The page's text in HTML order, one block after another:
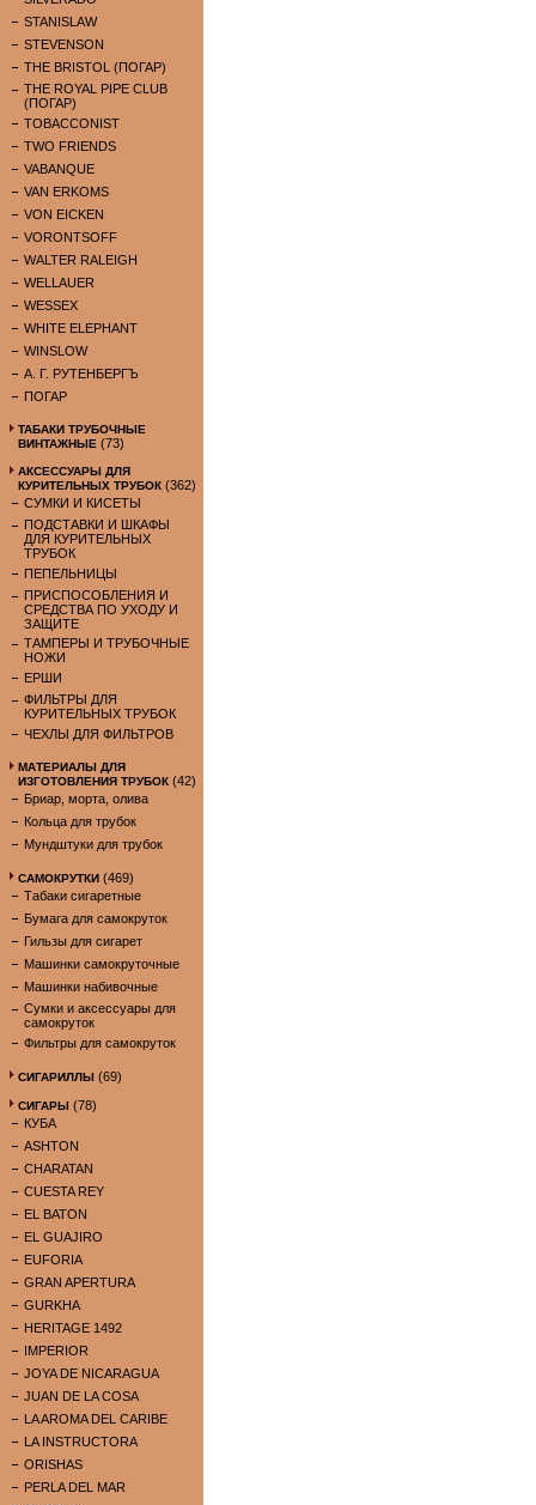
STANISLAW
STEVENSON
THE BRISTOL (ПОГАР)
THE ROYAL PIPE CLUB
(ПОГАР)
TOBACCONIST
TWO FRIENDS
VABANQUE
VAN ERKOMS
VON EICKEN
VORONTSOFF
WALTER RALEIGH
WELLAUER
WESSEX
WHITE ELEPHANT
WINSLOW
А. Г. РУТЕНБЕРГЪ
ПОГАР
ТАБАКИ ТРУБОЧНЫЕ
ВИНТАЖНЫЕ (73)
АКСЕССУАРЫ ДЛЯ
КУРИТЕЛЬНЫХ ТРУБОК (362)
СУМКИ И КИСЕТЫ
ПОДСТАВКИ И ШКАФЫ
ДЛЯ КУРИТЕЛЬНЫХ
ТРУБОК
ПЕПЕЛЬНИЦЫ
ПРИСПОСОБЛЕНИЯ И
СРЕДСТВА ПО УХОДУ И
ЗАЩИТЕ
ТАМПЕРЫ И ТРУБОЧНЫЕ
НОЖИ
ЕРШИ
ФИЛЬТРЫ ДЛЯ
КУРИТЕЛЬНЫХ ТРУБОК
ЧЕХЛЫ ДЛЯ ФИЛЬТРОВ
МАТЕРИАЛЫ ДЛЯ
ИЗГОТОВЛЕНИЯ ТРУБОК (42)
Бриар, морта, олива
Кольца для трубок
Мундштуки для трубок
САМОКРУТКИ (469)
Табаки сигаретные
Бумага для самокруток
Гильзы для сигарет
Машинки самокруточные
Машинки набивочные
Сумки и аксессуары для
самокруток
Фильтры для самокруток
СИГАРИЛЛЫ (69)
СИГАРЫ (78)
КУБА
ASHTON
CHARATAN
CUESTA REY
EL BATON
EL GUAJIRO
EUFORIA
GRAN APERTURA
GURKHA
HERITAGE 1492
IMPERIOR
JOYA DE NICARAGUA
JUAN DE LA COSA
LA AROMA DEL CARIBE
LA INSTRUCTORA
ORISHAS
PERLA DEL MAR